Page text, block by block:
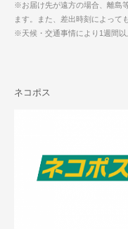
※お届け先が遠方の場合、離島
ます。また、差出時刻によって
※天候・交通事情により1週間以
ネコポス